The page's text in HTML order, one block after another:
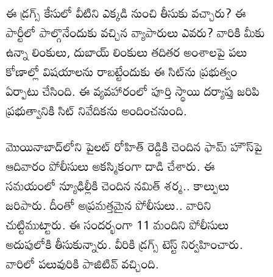
ఈ డ్రగ్స్ కేసులో వీటిని ఎక్కడి నుంచి తీసుకు వచ్చారు? ఈ
పార్టీలో పాల్గొనేందుకు వచ్చిన వ్యాపారులు ఎవరు? వారికి మీకు
ఉన్నా లింకులు, దుబాయ్‌ లింకులు తదితర అంశాలపై పలు
కోణాల్లో విషయాలను రాబట్టేందుకు ఈ సిట్‌ను ప్రభుత్వం
ఏర్పాటు చేసింది. ఈ వ్యవహారంలో పూర్తి స్థాయి దర్యాప్తు జరిపి
ప్రభుత్వానికి సిట్ నివేదికను అందించనుంది.
మొయినాబాద్‌లోని పైలట్ రోహిత్ రెడ్డికి చెందిన ఫామ్ హౌస్‌పై
ఆదివారం పోలీసులు అకస్మికంగా దాడి చేశారు. ఈ
సమయంలో న్యూఢిల్లీకి చెందిన నమిత్ శర్మ.. కాల్పులు
జరిపారు. దీంతో అప్రమత్తమైన పోలీసులు.. వారిని
చుట్టిముట్టారు. ఈ సందర్భంగా 11 మందిని పోలీసులు
అదుపులోకి తీసుకున్నారు. వీరికి డ్రగ్స్ టెస్ట్ నిర్వహించారు.
వారిలో పలువురికి పాజిటివ్ వచ్చింది.